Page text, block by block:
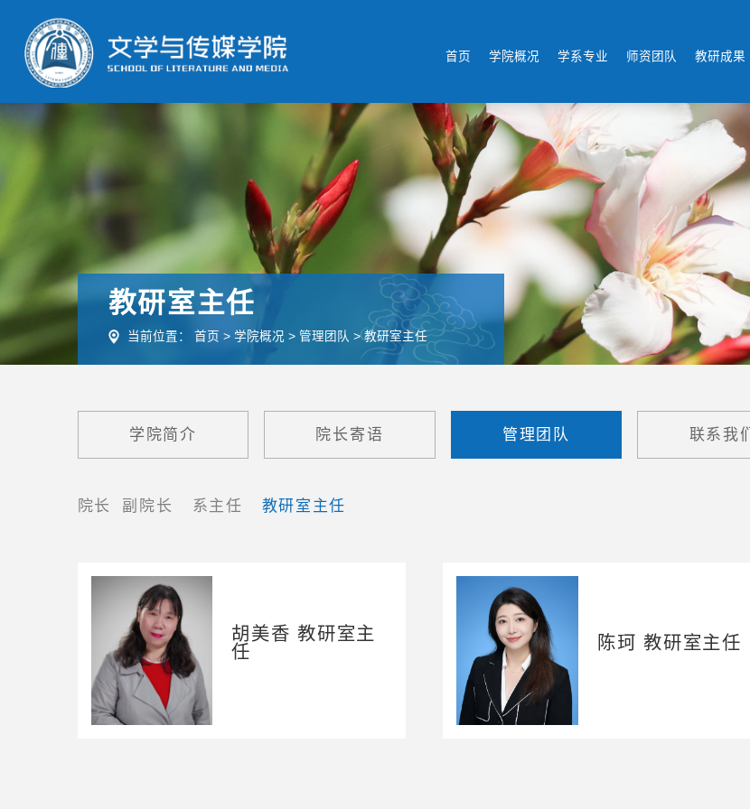
首页 学院概况 学系专业 师资团队 教研成果
教研室主任
当前位置： 首页 > 学院概况 > 管理团队 > 教研室主任
学院简介 院长寄语 管理团队 联系我们
院长 副院长 系主任 教研室主任
胡美香 教研室主
任
陈珂 教研室主任